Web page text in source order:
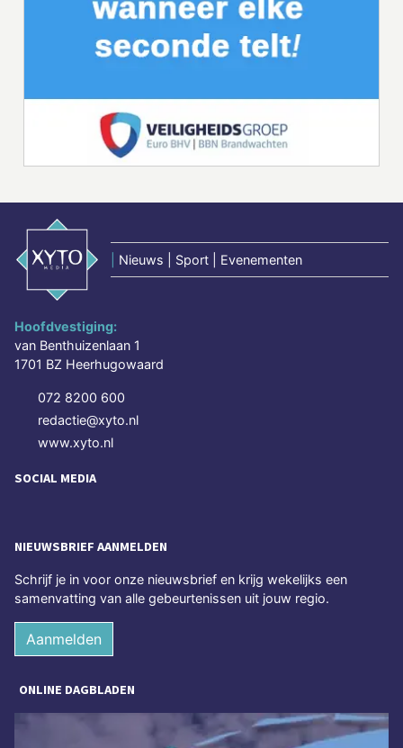
Nieuws | Sport | Evenementen
Hoofdvestiging:
van Benthuizenlaan 1
1701 BZ Heerhugowaard
072 8200 600
redactie@xyto.nl
www.xyto.nl
SOCIAL MEDIA
NIEUWSBRIEF AANMELDEN
Schrijf je in voor onze nieuwsbrief en krijg wekelijks een
samenvatting van alle gebeurtenissen uit jouw regio.
Aanmelden
ONLINE DAGBLADEN